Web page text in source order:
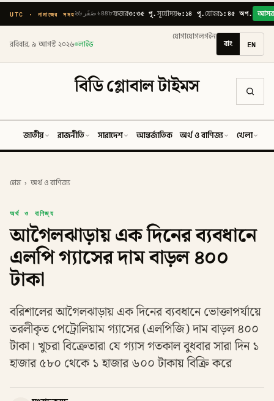
UTC · নামাজের সময় ২৬ صَفَر ১৪৪৮ফজর৩:৩৫ পূ.সূর্যোদয়৬:১৪ পূ.যোহর১:৪৫ অপ. আসর
রবিবার, ৯ আগস্ট ২০২৬ লাইভ
যোগাযোগলগইন
বাং EN
বিডি গ্লোবাল টাইমস
জাতীয় রাজনীতি সারাদেশ আন্তর্জাতিক অর্থ ও বাণিজ্য খেলা
হোম › অর্থ ও বাণিজ্য
অর্থ ও বাণিজ্য
আগৈলঝাড়ায় এক দিনের ব্যবধানে
এলপি গ্যাসের দাম বাড়ল ৪০০
টাকা
বরিশালের আগৈলঝাড়ায় এক দিনের ব্যবধানে ভোক্তাপর্যায়ে
তরলীকৃত পেট্রোলিয়াম গ্যাসের (এলপিজি) দাম বাড়ল ৪০০
টাকা। খুচরা বিক্রেতারা যে গ্যাস গতকাল বুধবার সারা দিন ১
হাজার ৫৮০ থেকে ১ হাজার ৬০০ টাকায় বিক্রি করে